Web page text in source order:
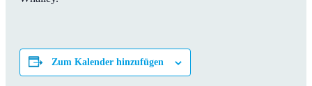
Zum Kalender hinzufügen